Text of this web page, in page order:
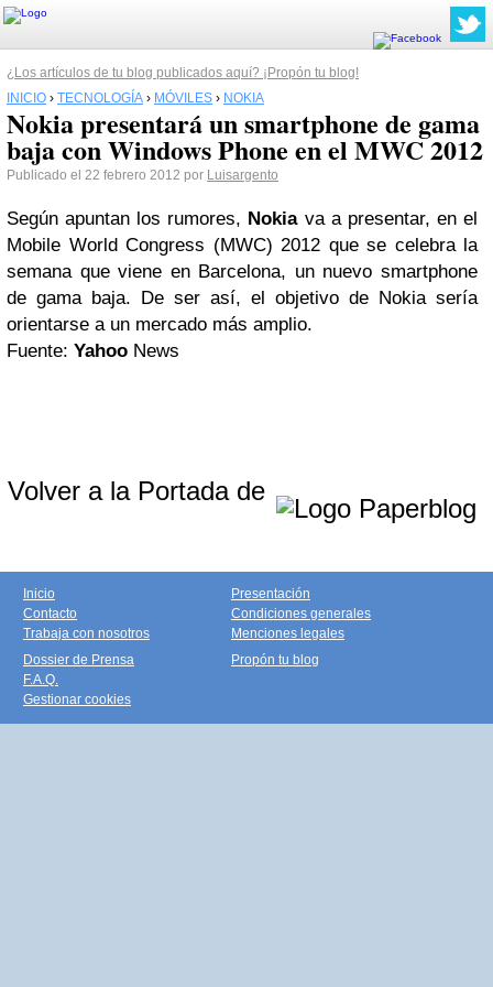
¿Los artículos de tu blog publicados aquí? ¡Propón tu blog!
INICIO › TECNOLOGÍA › MÓVILES › NOKIA
Nokia presentará un smartphone de gama
baja con Windows Phone en el MWC 2012
Publicado el 22 febrero 2012 por Luisargento
Según apuntan los rumores, Nokiava a presentar, en el
Mobile World Congress (MWC) 2012 que se celebra la
semana que viene en Barcelona, un nuevo smartphone
de gama baja. De ser así, el objetivo de Nokia sería
orientarse a un mercado más amplio.
Fuente: Yahoo News
Volver a la Portada de
Inicio
Contacto
Trabaja con nosotros
Presentación
Condiciones generales
Menciones legales
Dossier de Prensa
F.A.Q.
Gestionar cookies
Propón tu blog